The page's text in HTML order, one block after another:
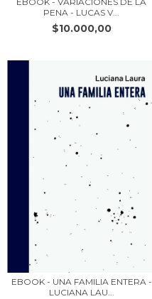
PENA - LUCAS V...
$10.000,00
EBOOK - UNA FAMILIA ENTERA -
LUCIANA LAU...